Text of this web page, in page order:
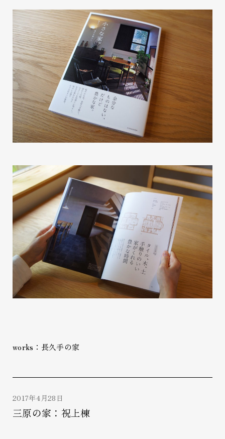
works：長久手の家
2017年4月28日
三原の家：祝上棟